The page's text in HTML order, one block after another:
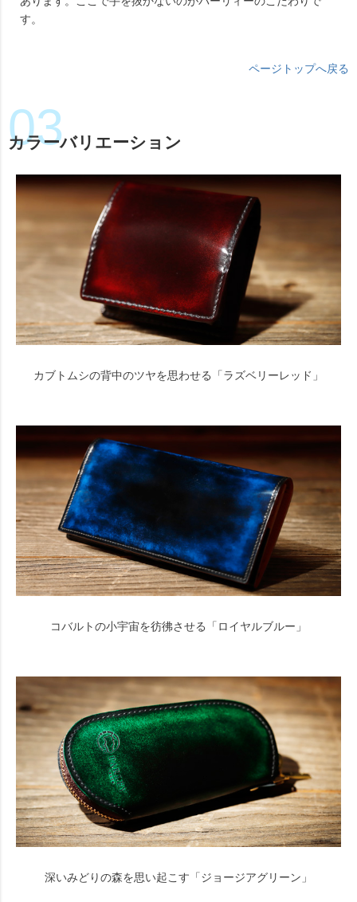
す。
ページトップへ戻る
カラーバリエーション
カブトムシの背中のツヤを思わせる「ラズベリーレッド」
コバルトの小宇宙を彷彿させる「ロイヤルブルー」
深いみどりの森を思い起こす「ジョージアグリーン」